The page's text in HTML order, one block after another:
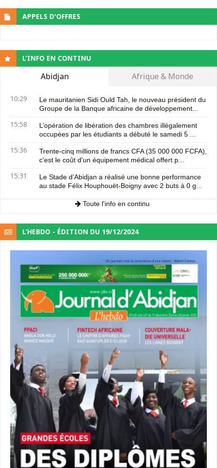
APPELS D'OFFRES
L’INFO EN CONTINU
Abidjan Afrique & Monde
10:29
Le mauritanien Sidi Ould Tah, le nouveau président du
Groupe de la Banque africaine de développement...
15:58
L’opération de libération des chambres illégalement
occupées par les étudiants a débuté le samedi 5 ...
15:36
Trente-cinq millions de francs CFA (35 000 000 FCFA),
c'est le coût d'un équipement médical offert p...
15:31
Le Stade d’Abidjan a réalisé une bonne performance
au stade Félix Houphouët-Boigny avec 2 buts à 0 g...
Toute l'info en continu
L’HEBDO - ÉDITION DU 19/12/2024